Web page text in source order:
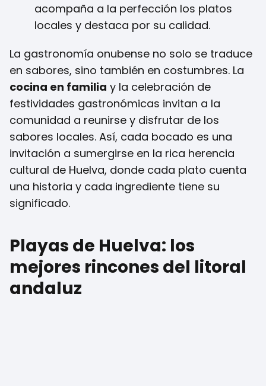
acompaña a la perfección los platos
locales y destaca por su calidad.
La gastronomía onubense no solo se traduce
en sabores, sino también en costumbres. La
cocina en familia y la celebración de
festividades gastronómicas invitan a la
comunidad a reunirse y disfrutar de los
sabores locales. Así, cada bocado es una
invitación a sumergirse en la rica herencia
cultural de Huelva, donde cada plato cuenta
una historia y cada ingrediente tiene su
significado.
Playas de Huelva: los
mejores rincones del litoral
andaluz